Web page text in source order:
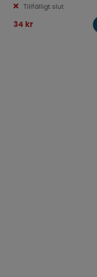
Tillfälligt slut
34 kr